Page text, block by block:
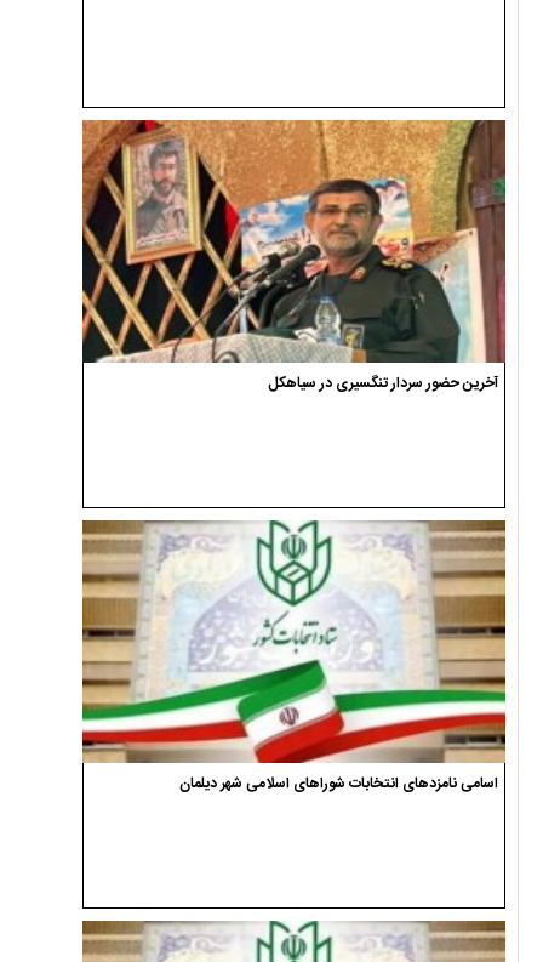
آخرین حضور سردار تنگسیری در سیاهکل
اسامی نامزدهای انتخابات شوراهای اسلامی شهر دیلمان